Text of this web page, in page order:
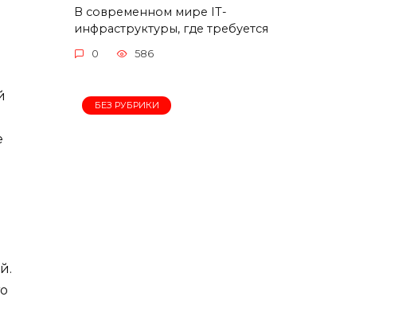
В современном мире IT-
инфраструктуры, где требуется
0 586
БЕЗ РУБРИКИ